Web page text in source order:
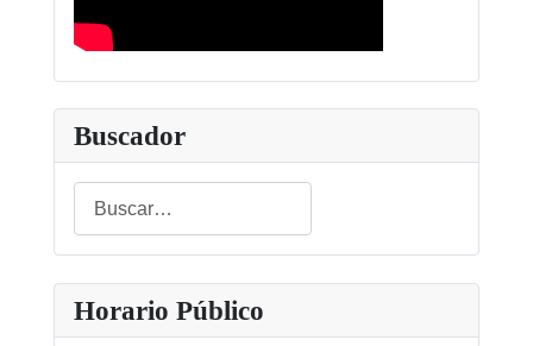
Buscador
Buscar
Type 2 or more characters for results.
Horario Público